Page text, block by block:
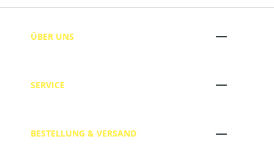
ÜBER UNS
SERVICE
BESTELLUNG & VERSAND